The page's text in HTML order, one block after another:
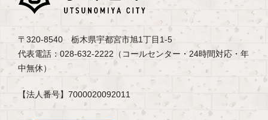
〒320-8540 栃木県宇都宮市旭1丁目1-5
代表電話：028-632-2222（コールセンター・24時間対応・年
中無休）
【法人番号】7000020092011